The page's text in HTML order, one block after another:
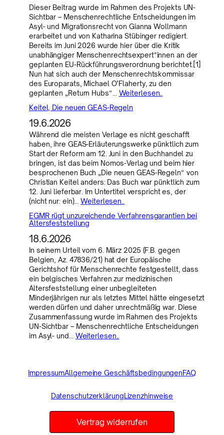
Dieser Beitrag wurde im Rahmen des Projekts UN-
Sichtbar – Menschenrechtliche Entscheidungen im
Asyl- und Migrationsrecht von Gianna Wollmann
erarbeitet und von Katharina Stübinger redigiert.
Bereits im Juni 2026 wurde hier über die Kritik
unabhängiger Menschenrechtsexpert*innen an der
geplanten EU-Rückführungsverordnung berichtet.[1]
Nun hat sich auch der Menschenrechtskommissar
des Europarats, Michael O’Flaherty, zu den
geplanten „Return Hubs“… Weiterlesen..
Keitel, Die neuen GEAS-Regeln
19.6.2026
Während die meisten Verlage es nicht geschafft
haben, ihre GEAS-Erläuterungswerke pünktlich zum
Start der Reform am 12. Juni in den Buchhandel zu
bringen, ist das beim Nomos-Verlag und beim hier
besprochenen Buch „Die neuen GEAS-Regeln“ von
Christian Keitel anders: Das Buch war pünktlich zum
12. Juni lieferbar. Im Untertitel verspricht es, der
(nicht nur: ein)…Weiterlesen..
EGMR rügt unzureichende Verfahrensgarantien bei
Altersfeststellung
18.6.2026
In seinem Urteil vom 6. März 2025 (F.B. gegen
Belgien, Az. 47836/21) hat der Europäische
Gerichtshof für Menschenrechte festgestellt, dass
ein belgisches Verfahren zur medizinischen
Altersfeststellung einer unbegleiteten
Minderjährigen nur als letztes Mittel hätte eingesetzt
werden dürfen und daher unrechtmäßig war. Diese
Zusammenfassung wurde im Rahmen des Projekts
UN-Sichtbar – Menschenrechtliche Entscheidungen
im Asyl- und… Weiterlesen..
ImpressumAllgemeine GeschäftsbedingungenFAQ
DatenschutzerklärungLizenzhinweise
Vertrag widerrufen